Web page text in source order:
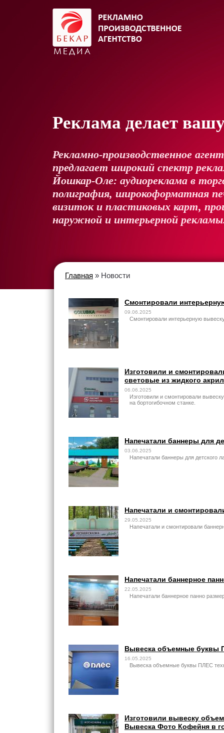
Реклама делает
Рекламно-производственное
предлагает широкий спектр
Йошкар-Оле: аудиореклама в
полиграфия, широкоформатная
визиток и пластиковых карт,
наружной и интерьерной
Главная » Новости
Смонтировали
09.06.2025
Смонтировали интерьерную
Изготовили и
световые из жидкого
06.06.2025
Изготовили и смонтировали
на бортогибочном станке.
Напечатали баннеры для
03.06.2025
Напечатали баннеры для детского
Напечатали и
29.05.2025
Напечатали и смонтировали
Напечатали баннерное
22.05.2025
Напечатали баннерное панно
Вывеска объемные буквы
16.05.2025
Вывеска объемные буквы ПЛЕС
Изготовили вывеску
Вывеска Фото Кофейня в